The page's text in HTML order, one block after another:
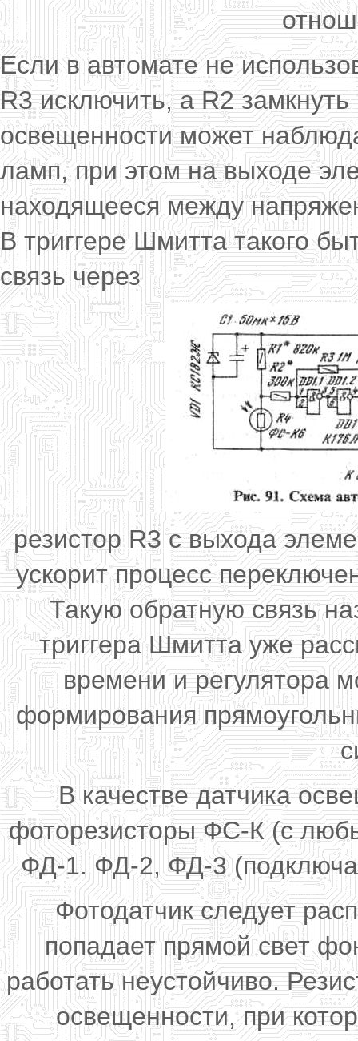
Если в автомате не
R3 исключить, а R2
освещенности может
ламп, при этом на выходе
находящееся между
В триггере Шмитта такого
связь через
резистор R3 с выхода
ускорит процесс
Такую обратную связь
триггера Шмитта уже
времени и регулятора
формирования
В качестве датчика
фоторезисторы ФС-К (с
ФД-1. ФД-2, ФД-3
Фотодатчик следует
попадает прямой свет
работать неустойчиво.
освещенности, при